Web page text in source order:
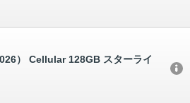
） Cellular 128GB スターライ